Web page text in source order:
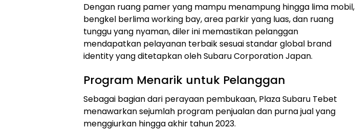
Dengan ruang pamer yang mampu menampung hingga lima mobil,
bengkel berlima working bay, area parkir yang luas, dan ruang
tunggu yang nyaman, diler ini memastikan pelanggan
mendapatkan pelayanan terbaik sesuai standar global brand
identity yang ditetapkan oleh Subaru Corporation Japan.
Program Menarik untuk Pelanggan
Sebagai bagian dari perayaan pembukaan, Plaza Subaru Tebet
menawarkan sejumlah program penjualan dan purna jual yang
menggiurkan hingga akhir tahun 2023.